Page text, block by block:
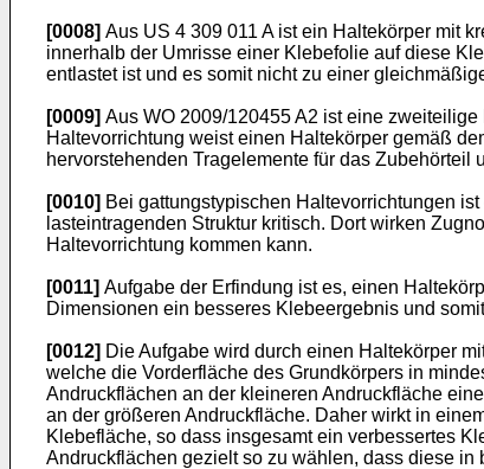
[0008] Aus US 4 309 011 Aist ein Haltekörper mit
innerhalb der Umrisse einer Klebefolie auf diese
entlastet ist und es somit nicht zu einer
[0009] Aus WO 2009/120455 A2 ist eine zweiteilige
Haltevorrichtung weist einen Haltekörper gemäß
hervorstehenden Tragelemente für das Zubehörteil
[0010] Bei gattungstypischen Haltevorrichtungen
lasteintragenden Struktur kritisch. Dort wirken
Haltevorrichtung kommen kann.
[0011] Aufgabe der Erfindung ist es, einen
Dimensionen ein besseres Klebeergebnis und
[0012] Die Aufgabe wird durch einen Haltekörper
welche die Vorderfläche des Grundkörpers in
Andruckflächen an der kleineren Andruckfläche
an der größeren Andruckfläche. Daher wirkt in
Klebefläche, so dass insgesamt ein verbessertes
Andruckflächen gezielt so zu wählen, dass diese in